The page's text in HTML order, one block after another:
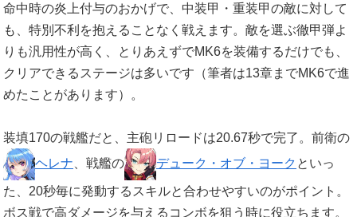
命中時の炎上付与のおかげで、中装甲・重装甲の敵に対して
も、特別不利を抱えることなく戦えます。敵を選ぶ徹甲弾よ
りも汎用性が高く、とりあえずでMK6を装備するだけでも、
クリアできるステージは多いです（筆者は13章までMK6で進
めたことがあります）。
装填170の戦艦だと、主砲リロードは20.67秒で完了。前衛の
ヘレナ 、戦艦の デューク・オブ・ヨーク といっ
た、20秒毎に発動するスキルと合わせやすいのがポイント。
ボス戦で高ダメージを与えるコンボを狙う時に役立ちます。